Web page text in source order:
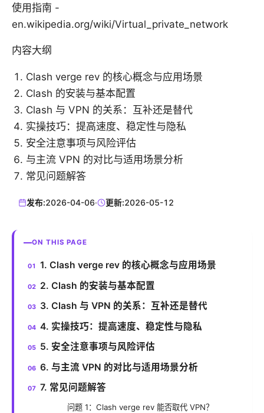
使用指南 -
en.wikipedia.org/wiki/Virtual_private_network
内容大纲
Clash verge rev 的核心概念与应用场景
Clash 的安装与基本配置
Clash 与 VPN 的关系：互补还是替代
实操技巧：提高速度、稳定性与隐私
安全注意事项与风险评估
与主流 VPN 的对比与适用场景分析
常见问题解答
发布:2026-04-06· 更新:2026-05-12
ON THIS PAGE
1. Clash verge rev 的核心概念与应用场景
2. Clash 的安装与基本配置
3. Clash 与 VPN 的关系：互补还是替代
4. 实操技巧：提高速度、稳定性与隐私
5. 安全注意事项与风险评估
6. 与主流 VPN 的对比与适用场景分析
7. 常见问题解答
问题 1：Clash verge rev 能否取代 VPN？